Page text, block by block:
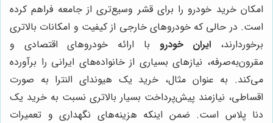
امکان خرید خودرو را برای قشر وسیع‌تری از جامعه فراهم کرده
است. در حالی که خودروهای خارجی از کیفیت و امکانات بالاتری
برخوردارند، ایران خودرو با ارائه خودروهای اقتصادی و
مقرون‌به‌صرفه، نیازهای بسیاری از خانواده‌های ایرانی را برآورده
می‌کند. به عنوان مثال، خرید یک هیوندای النترا به صورت
اقساطی، نیازمند پیش‌پرداخت بسیار بالاتری نسبت به خرید یک
دنا پلاس است. ضمن اینکه هزینه‌های نگهداری و تعمیرات